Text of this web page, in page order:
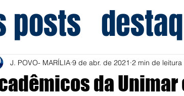
posts
da
J. POVO- MARÍLIA 9 de abr. de 2021 2 min de leitura